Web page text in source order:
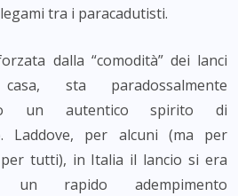
tra i paracadutisti.
dalla “comodità” dei lanci
sta paradossalmente
un autentico spirito di
Laddove, per alcuni (ma per
tutti), in Italia il lancio si era
rapido adempimento